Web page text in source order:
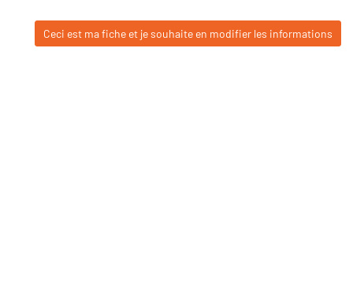
Ceci est ma fiche et je souhaite en modifier les informations